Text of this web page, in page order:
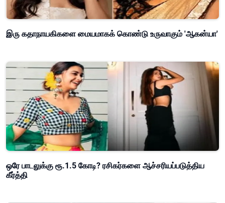
இரு கதாநாயகிகளை மையமாகக் கொண்டு உருவாகும் 'ஆகன்யா'
ஒரே பாடலுக்கு ரூ.1.5 கோடி? ரசிகர்களை ஆச்சரியப்படுத்திய
கீர்த்தி